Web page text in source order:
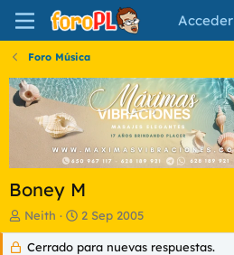
Acceder
Foro Música
Boney M
I
n
Neith
F
e
c
2 Sep 2005
Cerrado para nuevas respuestas.